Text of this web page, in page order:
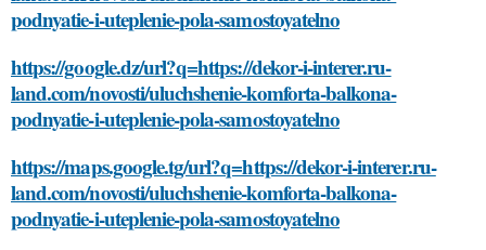
podnyatie-i-uteplenie-pola-samostoyatelno
https://google.dz/url?q=https://dekor-i-interer.ru-
land.com/novosti/uluchshenie-komforta-balkona-
podnyatie-i-uteplenie-pola-samostoyatelno
https://maps.google.tg/url?q=https://dekor-i-interer.ru-
land.com/novosti/uluchshenie-komforta-balkona-
podnyatie-i-uteplenie-pola-samostoyatelno